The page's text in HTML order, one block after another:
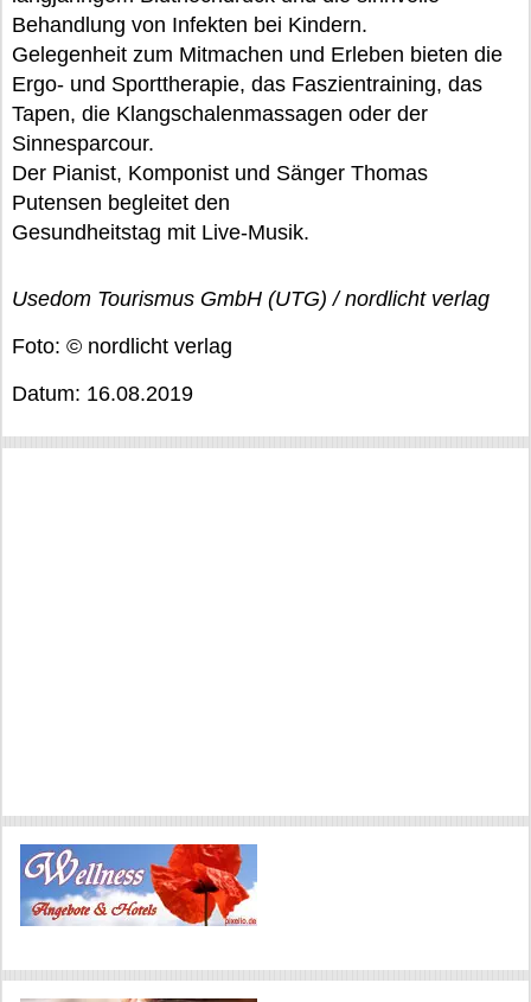
Behandlung von Infekten bei Kindern.
Gelegenheit zum Mitmachen und Erleben bieten die
Ergo- und Sporttherapie, das Faszientraining, das
Tapen, die Klangschalenmassagen oder der
Sinnesparcour.
Der Pianist, Komponist und Sänger Thomas
Putensen begleitet den
Gesundheitstag mit Live-Musik.
Usedom Tourismus GmbH (UTG) / nordlicht verlag
Foto: © nordlicht verlag
Datum: 16.08.2019